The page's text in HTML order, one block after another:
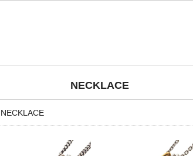
NECKLACE
NECKLACE